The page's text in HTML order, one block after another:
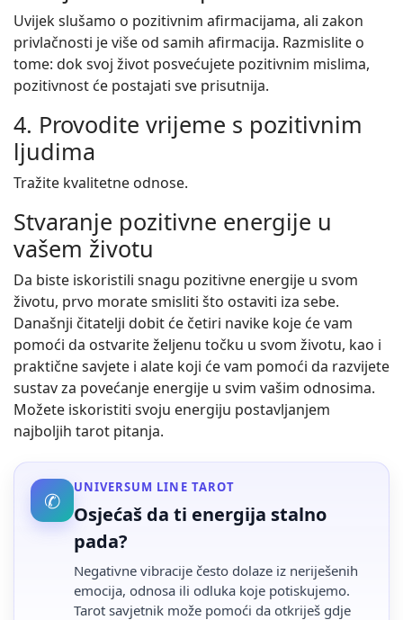
Uvijek slušamo o pozitivnim afirmacijama, ali zakon
privlačnosti je više od samih afirmacija. Razmislite o
tome: dok svoj život posvećujete pozitivnim mislima,
pozitivnost će postajati sve prisutnija.
4. Provodite vrijeme s pozitivnim
ljudima
Tražite kvalitetne odnose.
Stvaranje pozitivne energije u
vašem životu
Da biste iskoristili snagu pozitivne energije u svom
životu, prvo morate smisliti što ostaviti iza sebe.
Današnji čitatelji dobit će četiri navike koje će vam
pomoći da ostvarite željenu točku u svom životu, kao i
praktične savjete i alate koji će vam pomoći da razvijete
sustav za povećanje energije u svim vašim odnosima.
Možete iskoristiti svoju energiju postavljanjem
najboljih tarot pitanja.
✆ UNIVERSUM LINE TAROT
Osjećaš da ti energija stalno
pada?
Negativne vibracije često dolaze iz neriješenih
emocija, odnosa ili odluka koje potiskujemo.
Tarot savjetnik može pomoći da otkriješ gdje